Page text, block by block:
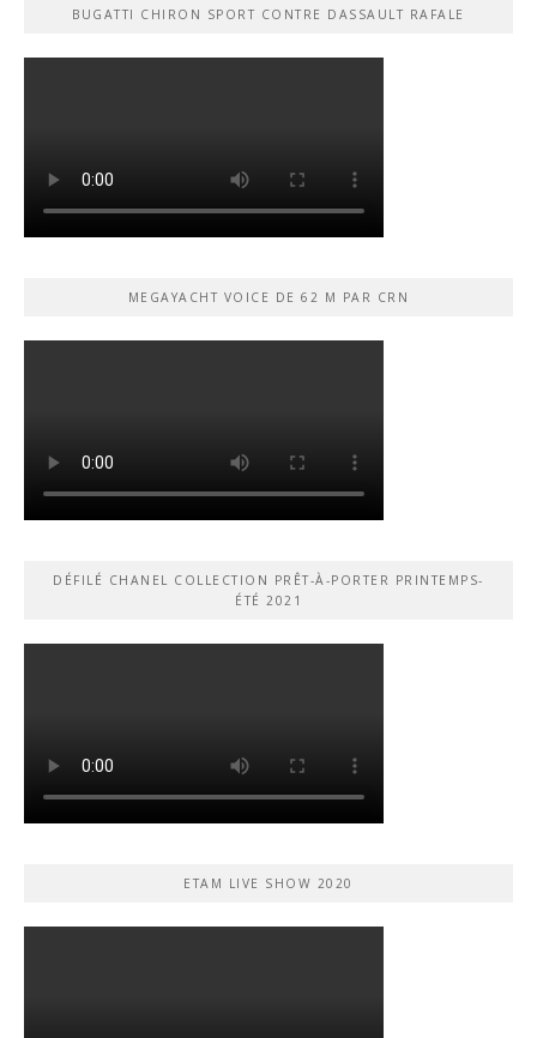
BUGATTI CHIRON SPORT CONTRE DASSAULT RAFALE
MEGAYACHT VOICE DE 62 M PAR CRN
DÉFILÉ CHANEL COLLECTION PRÊT-À-PORTER PRINTEMPS-
ÉTÉ 2021
ETAM LIVE SHOW 2020